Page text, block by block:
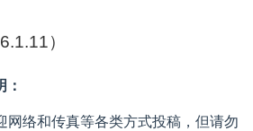
）
网络和传真等各类方式投稿，但请勿